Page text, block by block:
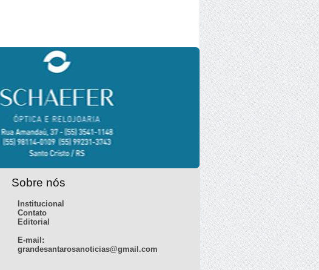
Sobre nós
Institucional
Contato
Editorial
E-mail:
grandesantarosanoticias@gmail.com